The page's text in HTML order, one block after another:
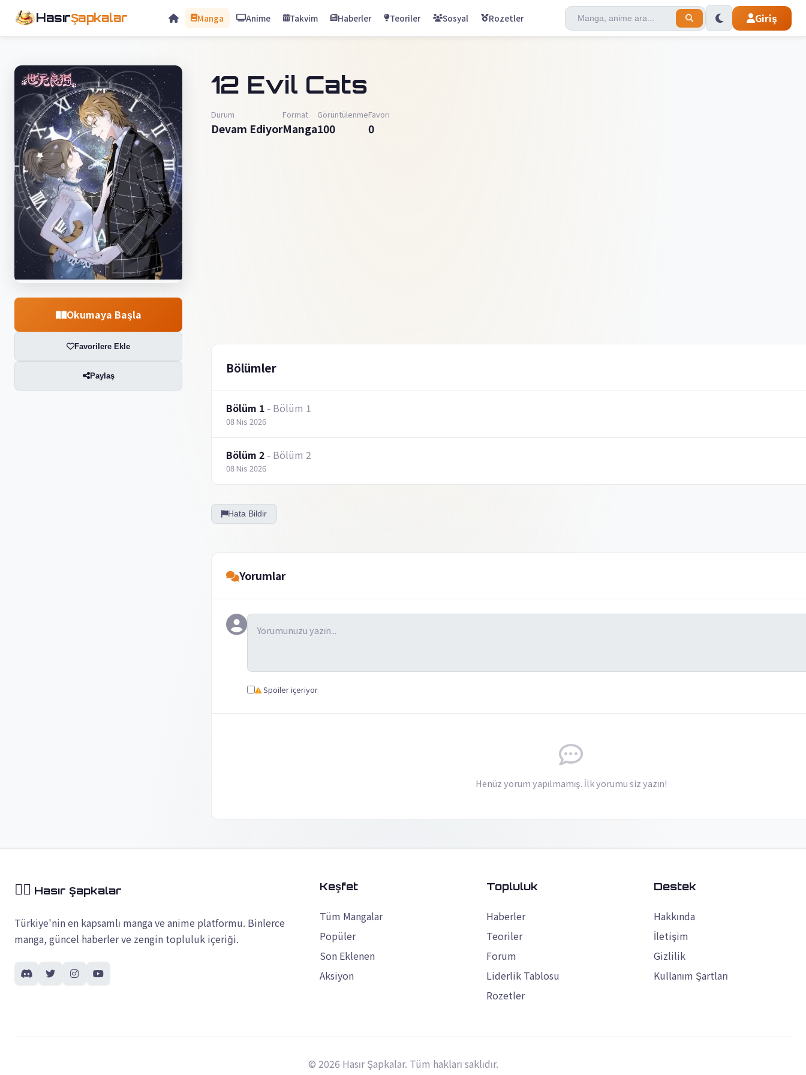
HasırŞapkalar Manga Anime Takvim Haberler Teoriler Sosyal Rozetler Giriş
Okumaya Başla
Favorilere Ekle
Paylaş
12 Evil Cats
Durum
Devam Ediyor
Format
Manga
Görüntülenme
100
Favori
0
Bölümler
Bölüm 1 - Bölüm 1
08 Nis 2026
Bölüm 2 - Bölüm 2
08 Nis 2026
Hata Bildir
Yorumlar
Spoiler içeriyor
Henüz yorum yapılmamış. İlk yorumu siz yazın!
🏴‍☠️ Hasır Şapkalar
Türkiye'nin en kapsamlı manga ve anime platformu. Binlerce
manga, güncel haberler ve zengin topluluk içeriği.
Keşfet
Tüm Mangalar
Popüler
Son Eklenen
Aksiyon
Topluluk
Haberler
Teoriler
Forum
Liderlik Tablosu
Rozetler
Destek
Hakkında
İletişim
Gizlilik
Kullanım Şartları
© 2026 Hasır Şapkalar. Tüm hakları saklıdır.